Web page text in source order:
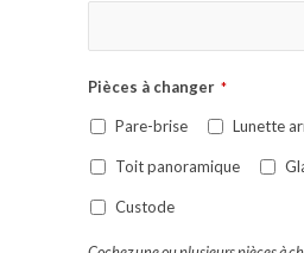
Pièces à changer *
Pare-brise Lunette
Toit panoramique
Custode